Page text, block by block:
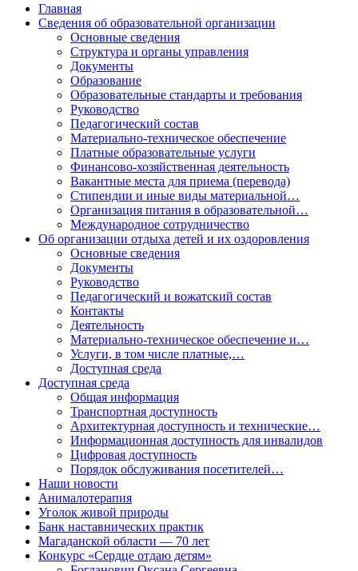
Главная
Сведения об образовательной организации
Основные сведения
Структура и органы управления
Документы
Образование
Образовательные стандарты и требования
Руководство
Педагогический состав
Материально-техническое обеспечение
Платные образовательные услуги
Финансово-хозяйственная деятельность
Вакантные места для приема (перевода)
Стипендии и иные виды материальной…
Организация питания в образовательной…
Международное сотрудничество
Об организации отдыха детей и их оздоровления
Основные сведения
Документы
Руководство
Педагогический и вожатский состав
Контакты
Деятельность
Материально-техническое обеспечение и…
Услуги, в том числе платные,…
Доступная среда
Доступная среда
Общая информация
Транспортная доступность
Архитектурная доступность и технические…
Информационная доступность для инвалидов
Цифровая доступность
Порядок обслуживания посетителей…
Наши новости
Анималотерапия
Уголок живой природы
Банк наставнических практик
Магаданской области — 70 лет
Конкурс «Сердце отдаю детям»